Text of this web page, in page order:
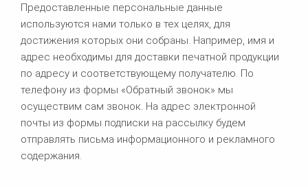
Предоставленные персональные данные
используются нами только в тех целях, для
достижения которых они собраны. Например, имя и
адрес необходимы для доставки печатной продукции
по адресу и соответствующему получателю. По
телефону из формы «Обратный звонок» мы
осуществим сам звонок. На адрес электронной
почты из формы подписки на рассылку будем
отправлять письма информационного и рекламного
содержания.